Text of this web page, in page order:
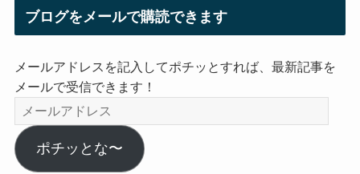
ブログをメールで購読できます
メールアドレスを記入してポチッとすれば、最新記事を
メールで受信できます！
メ
ー
ル
ア
ポチッとな〜